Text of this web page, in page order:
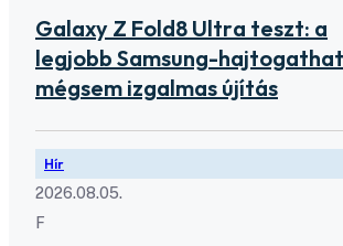
Galaxy Z Fold8 Ultra teszt: a
legjobb Samsung-
mégsem izgalmas újítás
Hír
2026.08.05.
F